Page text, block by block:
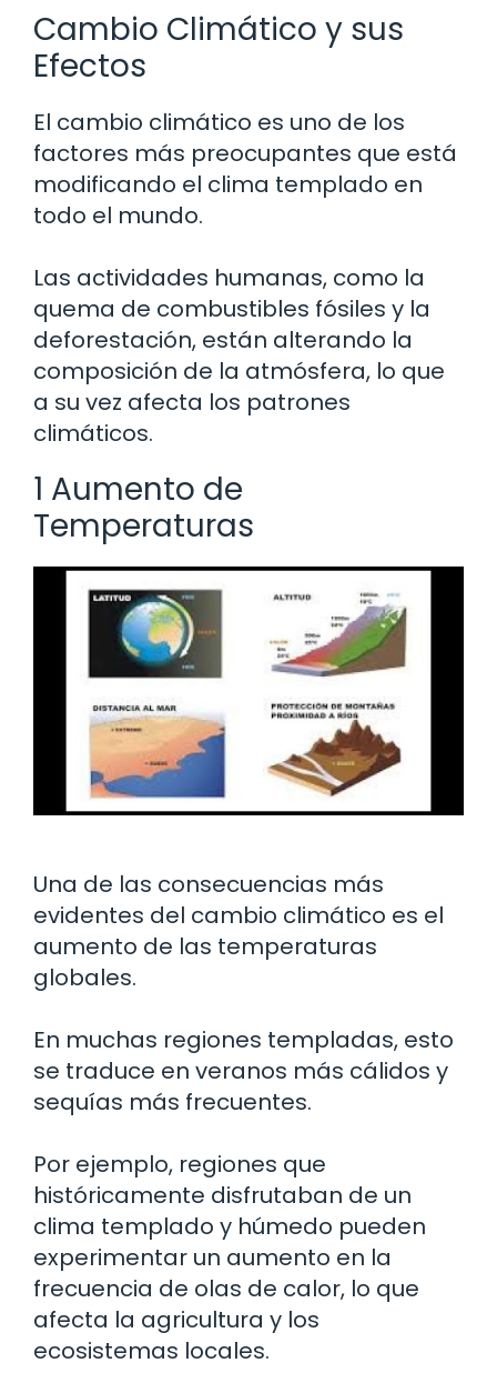
Cambio Climático y sus
Efectos
El cambio climático es uno de los
factores más preocupantes que está
modificando el clima templado en
todo el mundo.
Las actividades humanas, como la
quema de combustibles fósiles y la
deforestación, están alterando la
composición de la atmósfera, lo que
a su vez afecta los patrones
climáticos.
1 Aumento de
Temperaturas
Una de las consecuencias más
evidentes del cambio climático es el
aumento de las temperaturas
globales.
En muchas regiones templadas, esto
se traduce en veranos más cálidos y
sequías más frecuentes.
Por ejemplo, regiones que
históricamente disfrutaban de un
clima templado y húmedo pueden
experimentar un aumento en la
frecuencia de olas de calor, lo que
afecta la agricultura y los
ecosistemas locales.